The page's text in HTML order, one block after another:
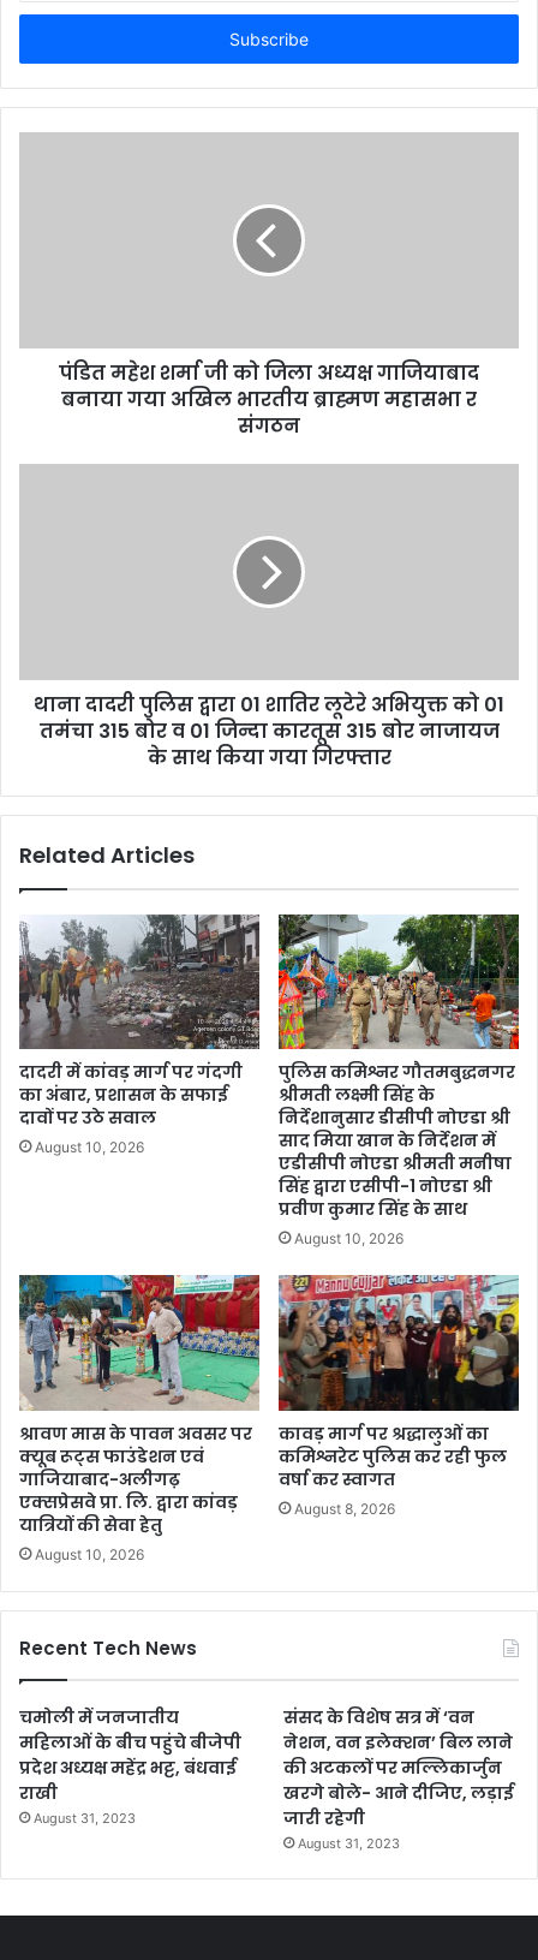
Email
पंडित महेश शर्मा जी को जिला अध्यक्ष गाजियाबाद
बनाया गया अखिल भारतीय ब्राह्मण महासभा र
संगठन
थाना दादरी पुलिस द्वारा 01 शातिर लूटेरे अभियुक्त को 01
तमंचा 315 बोर व 01 जिन्दा कारतूस 315 बोर नाजायज
के साथ किया गया गिरफ्तार
Related Articles
दादरी में कांवड़ मार्ग पर गंदगी
का अंबार, प्रशासन के सफाई
दावों पर उठे सवाल
August 10, 2026
पुलिस कमिश्नर गौतमबुद्धनगर
श्रीमती लक्ष्मी सिंह के
निर्देशानुसार डीसीपी नोएडा श्री
साद मिया खान के निर्देशन में
एडीसीपी नोएडा श्रीमती मनीषा
सिंह द्वारा एसीपी-1 नोएडा श्री
प्रवीण कुमार सिंह के साथ
August 10, 2026
श्रावण मास के पावन अवसर पर
क्यूब रूट्स फाउंडेशन एवं
गाजियाबाद-अलीगढ़
एक्सप्रेसवे प्रा. लि. द्वारा कांवड़
यात्रियों की सेवा हेतु
August 10, 2026
कावड़ मार्ग पर श्रद्धालुओं का
कमिश्नरेट पुलिस कर रही फुल
वर्षा कर स्वागत
August 8, 2026
Recent Tech News
चमोली में जनजातीय
महिलाओं के बीच पहुंचे बीजेपी
प्रदेश अध्यक्ष महेंद्र भट्ट, बंधवाई
राखी
August 31, 2023
संसद के विशेष सत्र में ‘वन
नेशन, वन इलेक्शन’ बिल लाने
की अटकलों पर मल्लिकार्जुन
खरगे बोले- आने दीजिए, लड़ाई
जारी रहेगी
August 31, 2023